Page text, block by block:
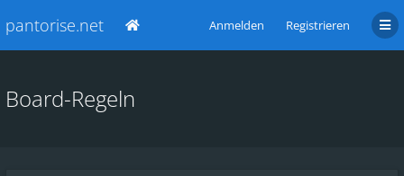
pantorise.net Anmelden Registrieren
Board-Regeln